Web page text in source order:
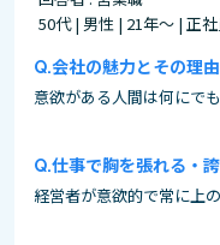
50代 | 男性 | 21年～ | 正
会社の魅力とその理
意欲がある人間は何にで
仕事で胸を張れる・
経営者が意欲的で常に上